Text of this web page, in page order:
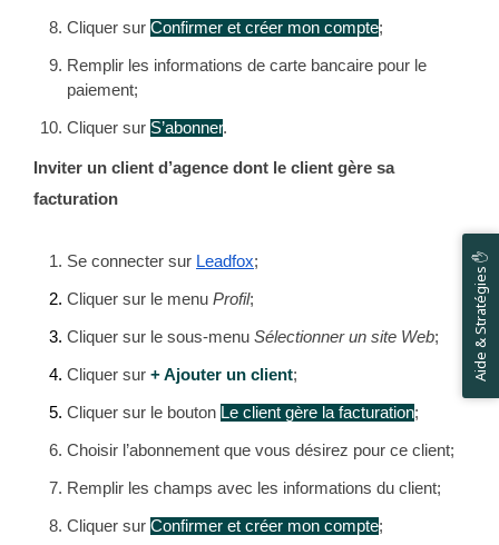
Cliquer sur Confirmer et créer mon compte;
Remplir les informations de carte bancaire pour le
paiement;
Cliquer sur S’abonner.
Inviter un client d’agence dont le client gère sa
facturation
Se connecter sur Leadfox;
Cliquer sur le menu Profil;
Cliquer sur le sous-menu Sélectionner un site Web;
Cliquer sur + Ajouter un client;
Cliquer sur le bouton Le client gère la facturation;
Choisir l’abonnement que vous désirez pour ce client;
Remplir les champs avec les informations du client;
Cliquer sur Confirmer et créer mon compte;
Aide & Stratégies ✋